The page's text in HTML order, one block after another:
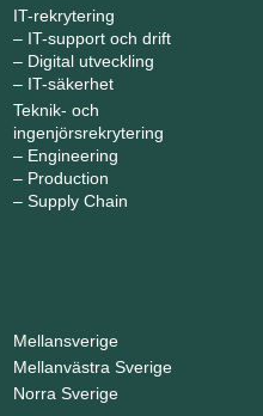
IT-rekrytering
– IT-support och drift
– Digital utveckling
– IT-säkerhet
Teknik- och
ingenjörsrekrytering
– Engineering
– Production
– Supply Chain
Mellansverige
Mellanvästra Sverige
Norra Sverige